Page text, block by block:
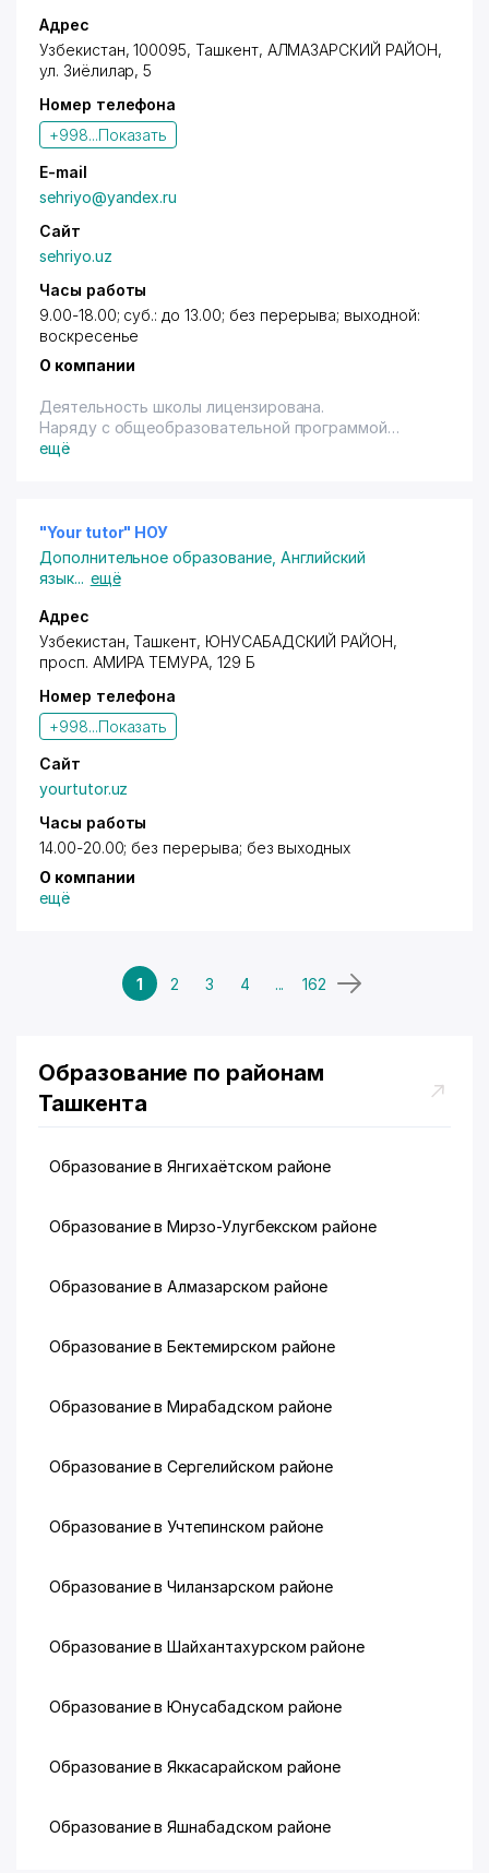
Адрес
Узбекистан, 100095, Ташкент, АЛМАЗАРСКИЙ РАЙОН,
ул. Зиёлилар, 5
Номер телефона
+998...Показать
E-mail
sehriyo@yandex.ru
Сайт
sehriyo.uz
Часы работы
9.00-18.00; суб.: до 13.00; без перерыва; выходной:
воскресенье
О компании
Деятельность школы лицензирована.
Наряду с общеобразовательной программой
введено обучение по дополнительным предметам
осуществляется с 1 класса. Начальная школа
работает 5 дней в неделю.
Язык обучения: рус.
В школе функционируют следующие кружки и
секции: театральная, танцевальная и музыкальная
студии, УШУ, футбол, гимнастика, баскетбол,
шахматная секция, предметные кружки.
ещё
"Your tutor" НОУ
Дополнительное образование, Английский
язык... ещё
Адрес
Узбекистан,Ташкент, ЮНУСАБАДСКИЙ РАЙОН,
просп. АМИРА ТЕМУРА, 129 Б
Номер телефона
+998...Показать
Сайт
yourtutor.uz
Часы работы
14.00-20.00; без перерыва; без выходных
О компании
ещё
1 2 3 4 ... 162
Образование по районам
Ташкента
Образование в Янгихаётском районе
Образование в Мирзо-Улугбекском районе
Образование в Алмазарском районе
Образование в Бектемирском районе
Образование в Мирабадском районе
Образование в Сергелийском районе
Образование в Учтепинском районе
Образование в Чиланзарском районе
Образование в Шайхантахурском районе
Образование в Юнусабадском районе
Образование в Яккасарайском районе
Образование в Яшнабадском районе